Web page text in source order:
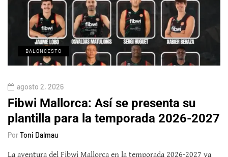
BALONCESTO
agosto 2, 2026
Fibwi Mallorca: Así se presenta su
plantilla para la temporada 2026-2027
PorToni Dalmau
La aventura del Fibwi Mallorca en la temporada 2026-2027 ya